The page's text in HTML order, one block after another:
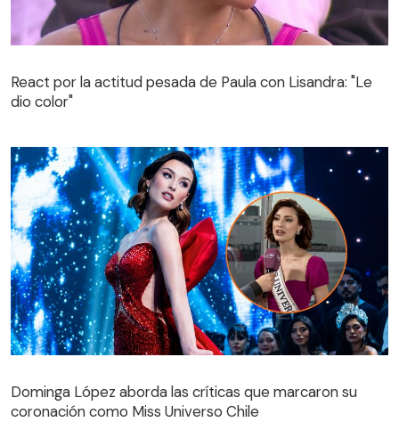
dio color"
React por la actitud pesada de Paula con Lisandra: "Le
dio color"
coronación como Miss Universo Chile
Dominga López aborda las críticas que marcaron su
coronación como Miss Universo Chile